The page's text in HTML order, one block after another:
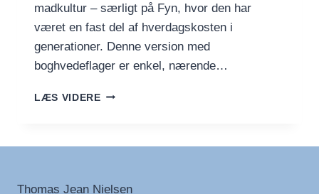
madkultur – særligt på Fyn, hvor den har
været en fast del af hverdagskosten i
generationer. Denne version med
boghvedeflager er enkel, nærende…
LÆS VIDEREFYNSK
Thomas Jean Nielsen